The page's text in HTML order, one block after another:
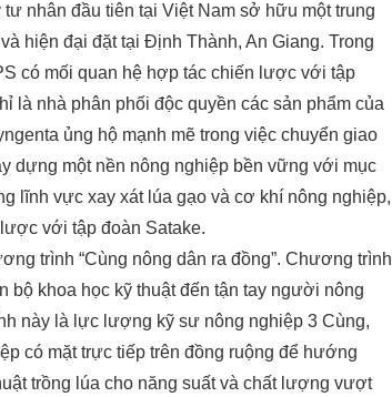
nhân đầu tiên tại Việt Nam sở hữu một trung
hiện đại đặt tại Định Thành, An Giang. Trong
có mối quan hệ hợp tác chiến lược với tập
là nhà phân phối độc quyền các sản phẩm của
ủng hộ mạnh mẽ trong việc chuyển giao
dựng một nền nông nghiệp bền vững với mục
lĩnh vực xay xát lúa gạo và cơ khí nông nghiệp,
với tập đoàn Satake.
trình “Cùng nông dân ra đồng”. Chương trình
bộ khoa học kỹ thuật đến tận tay người nông
này là lực lượng kỹ sư nông nghiệp 3 Cùng,
có mặt trực tiếp trên đồng ruộng để hướng
trồng lúa cho năng suất và chất lượng vượt